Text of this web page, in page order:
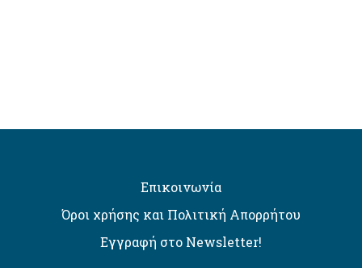
Επικοινωνία
Όροι χρήσης και Πολιτική Απορρήτου
Εγγραφή στο Newsletter!